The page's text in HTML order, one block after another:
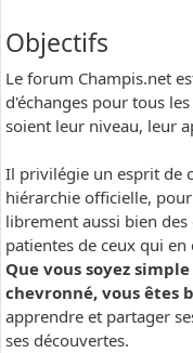
Objectifs
Le forum Champis.net
d'échanges pour tous
soient leur niveau, leur
Il privilégie un esprit de
hiérarchie officielle,
librement aussi bien
patientes de ceux qui en
Que vous soyez
chevronné, vous êtes
apprendre et partager
ses découvertes.